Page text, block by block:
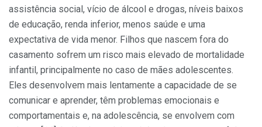
assistência social, vício de álcool e drogas, níveis baixos
de educação, renda inferior, menos saúde e uma
expectativa de vida menor. Filhos que nascem fora do
casamento sofrem um risco mais elevado de mortalidade
infantil, principalmente no caso de mães adolescentes.
Eles desenvolvem mais lentamente a capacidade de se
comunicar e aprender, têm problemas emocionais e
comportamentais e, na adolescência, se envolvem com